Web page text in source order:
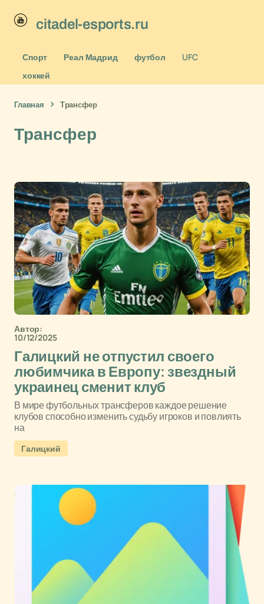
citadel-esports.ru
Спорт Реал Мадрид футбол
UFC
хоккей
Главная Трансфер
Трансфер
Автор:
10/12/2025
Галицкий не отпустил своего
любимчика в Европу: звездный
украинец сменит клуб
В мире футбольных трансферов каждое решение
клубов способно изменить судьбу игроков и повлиять
на
Галицкий